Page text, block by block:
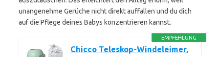
unangenehme Gerüche nicht direkt auffallen und du dich
auf die Pflege deines Babys konzentrieren kannst.
EMPFEHLUNG
Chicco Teleskop-Windeleimer,